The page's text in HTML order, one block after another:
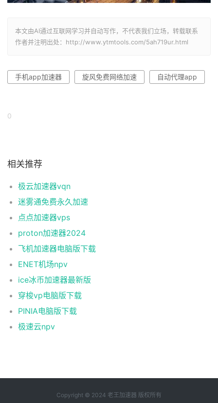
本文由AI通过互联网学习并自动写作，不代表我们立场，转载联系
作者并注明出处：http://www.ytmtools.com/5ah719ur.html
手机app加速器 旋风免费网络加速 自动代理app
0
相关推荐
极云加速器vqn
迷雾通免费永久加速
点点加速器vps
proton加速器2024
飞机加速器电脑版下载
ENET机场npv
ice冰币加速器最新版
穿梭vp电脑版下载
PINIA电脑版下载
极速云npv
Copyright © 2024 老王加速器 版权所有